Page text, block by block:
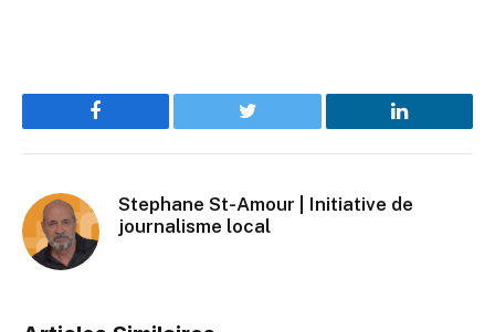
Facebook Twitter LinkedIn
Stephane St-Amour | Initiative de
journalisme local